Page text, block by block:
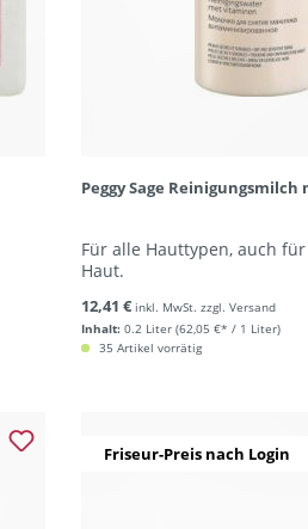
Peggy Sage
Für alle Hauttypen, auch
Haut.
Inhalt: 0.2 Liter (62,05 €* / 1 Liter)
12,41 € inkl. MwSt. zzgl. Versand
35 Artikel vorrätig
Friseur-Preis nach Login